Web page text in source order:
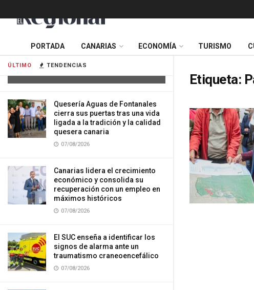
ÚLTIMO TENDENCIAS
impactar su vehículo contra una
Quesería Aguas de Fontanales
cierra sus puertas tras una vida
ligada a la tradición y la calidad
quesera canaria
07/08/2026
Canarias lidera el crecimiento
económico y consolida su
recuperación con un empleo en
máximos históricos
07/08/2026
El SUC enseña a identificar los
signos de alarma ante un
traumatismo craneoencefálico
07/08/2026
PORTADA CANARIAS ECONOMÍA TURISMO
Etiqueta: